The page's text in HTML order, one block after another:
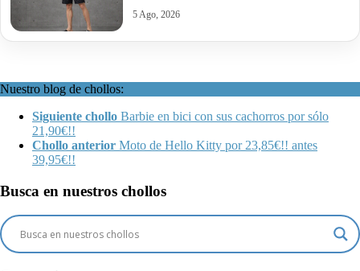
5 Ago, 2026
Nuestro blog de chollos:
Siguiente chollo Barbie en bici con sus cachorros por sólo
21,90€!!
Chollo anterior Moto de Hello Kitty por 23,85€!! antes
39,95€!!
Busca en nuestros chollos